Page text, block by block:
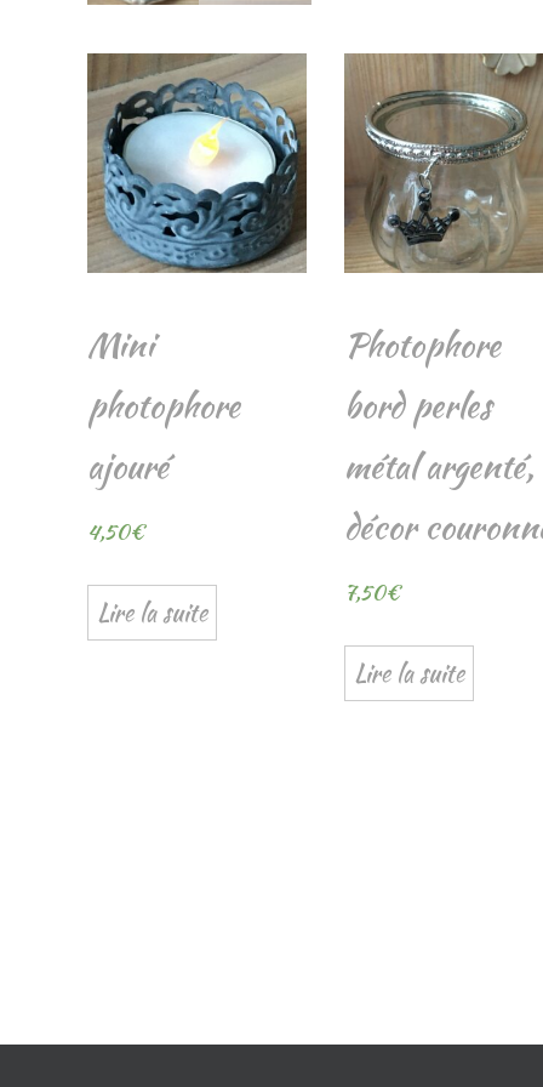
Mini
photophore
ajouré
4,50€
Lire la suite
Photophore
bord perles
métal argenté,
décor
7,50€
Lire la suite